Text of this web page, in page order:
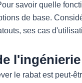
savoir quelle
de base.
ses cas
l'ingénierie
le rabat est peut-